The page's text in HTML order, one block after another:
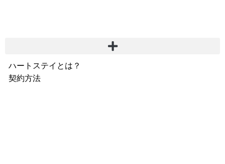
ハートステイとは？
契約方法